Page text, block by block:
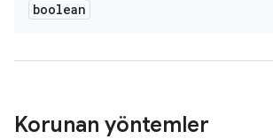
boolean
Korunan yöntemler